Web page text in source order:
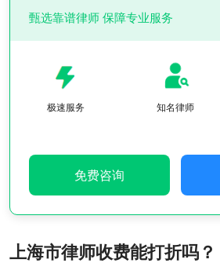
甄选靠谱律师 保障专业服务
极速服务 知名律师
免费咨询
上海市律师收费能打折吗？